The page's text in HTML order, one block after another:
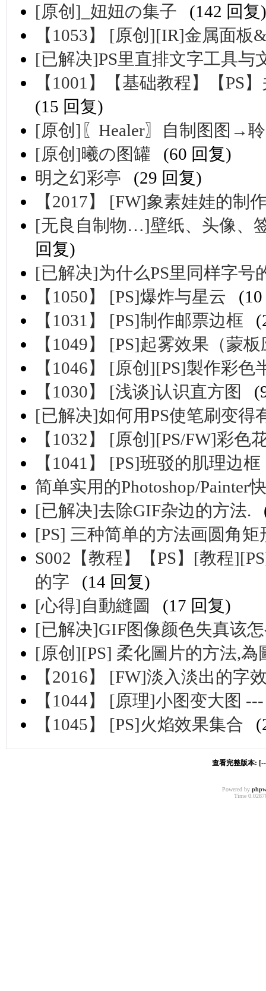
[原创]_妞妞の集子
(142 回复)
【1053】 [原创][IR]金属面板
[已解决]PS里直排文字工具与
【1001】【基础教程】【PS
(15 回复)
[原创]〖Healer〗自制图图→
[原创]曦の图罐
(60 回复)
明之幻彩亭
(29 回复)
【2017】 [FW]象素娃娃的制
[无良自制物…]壁纸、头像、
回复)
[已解决]为什么PS里同样字号
【1050】 [PS]爆炸与星云
【1031】 [PS]制作邮票边框
【1049】 [PS]起雾效果（蒙
【1046】 [原创][PS]製作彩色
【1030】 [浅谈]认识直方图
[已解决]如何用PS使笔刷变得
【1032】 [原创][PS/FW]彩色
【1041】 [PS]班驳的肌理边框
简单实用的Photoshop/Painter
[已解决]去除GIF杂边的方法.
[PS] 三种简单的方法画圆角矩
S002【教程】【PS】[教程
的字
(14 回复)
[心得]自動縫圖
(17 回复)
[已解决]GIF图像颜色失真该
[原创][PS] 柔化圖片的方法,為
【2016】 [FW]淡入淡出的字
【1044】 [原理]小图变大图
【1045】 [PS]火焰效果集合
查看完整版本:
Powered by
Time